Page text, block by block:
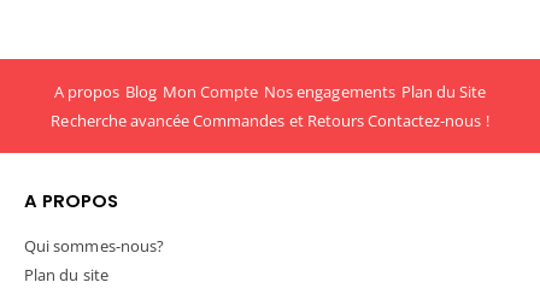
A propos Blog Mon Compte Nos engagements Plan du Site
Recherche avancéeCommandes et RetoursContactez-nous !
A PROPOS
Qui sommes-nous?
Plan du site